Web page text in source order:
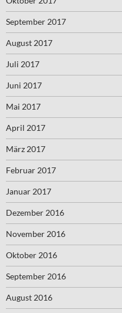
September 2017
August 2017
Juli 2017
Juni 2017
Mai 2017
April 2017
März 2017
Februar 2017
Januar 2017
Dezember 2016
November 2016
Oktober 2016
September 2016
August 2016